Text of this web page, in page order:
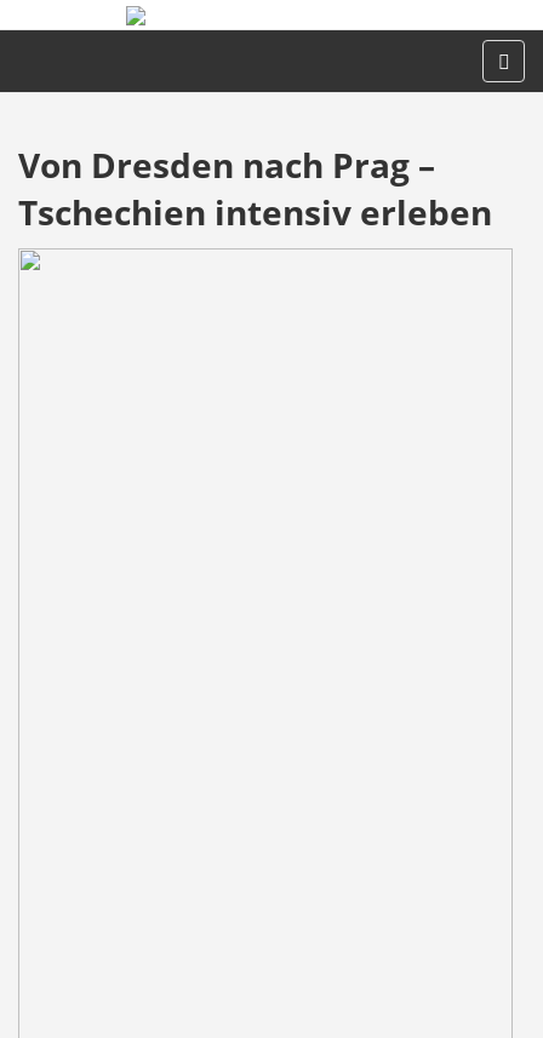
Von Dresden nach Prag –
Tschechien intensiv erleben